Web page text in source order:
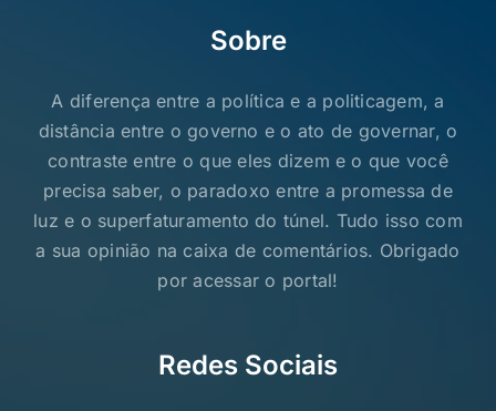
Sobre
A diferença entre a política e a politicagem, a
distância entre o governo e o ato de governar, o
contraste entre o que eles dizem e o que você
precisa saber, o paradoxo entre a promessa de
luz e o superfaturamento do túnel. Tudo isso com
a sua opinião na caixa de comentários. Obrigado
por acessar o portal!
Redes Sociais